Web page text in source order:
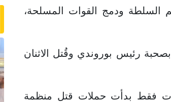
تقاسم السلطة ودمج القوات المسلحة،
بصحبة رئيس بوروندي وقُتل الاثنان
فقط بدأت حملات قتل منظمة